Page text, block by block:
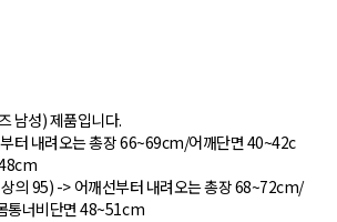
남성) 제품입니다.
터 내려오는 총장 66~69cm/어깨단면 40~42c
의 95) -> 어깨선부터 내려오는 총장 68~72cm/
통너비단면 48~51cm